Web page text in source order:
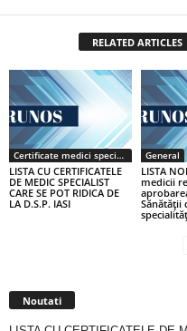
RELATED ARTICLES
Certificate medici specialiști / primari
LISTA CU CERTIFICATELE
DE MEDIC SPECIALIST
CARE SE POT RIDICA DE
LA D.S.P. IASI
General
LISTA
medicii
Sănătăţii
Noutati